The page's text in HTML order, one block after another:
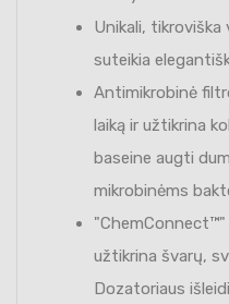
Unikali, tikroviška
suteikia
Antimikrobinė
laiką ir užtikrina
baseine augti
mikrobinėms
užtikrina švarų,
Dozatoriaus